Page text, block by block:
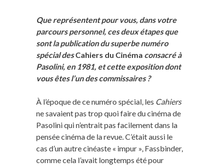
Que représentent pour vous, dans votre
parcours personnel, ces deux étapes que
sont la publication du superbe numéro
spécial desCahiers du Cinéma consacré à
Pasolini, en 1981, et cette exposition dont
vous êtes l’un des commissaires ?
À l’époque de ce numéro spécial, les Cahiers
ne savaient pas trop quoi faire du cinéma de
Pasolini qui n’entrait pas facilement dans la
pensée cinéma de la revue. C’était aussi le
cas d’un autre cinéaste « impur », Fassbinder,
comme cela l’avait longtemps été pour